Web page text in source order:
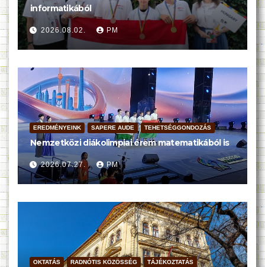
informatikából
2026.08.02. PM
EREDMÉNYEINK SAPERE AUDE TEHETSÉGGONDOZÁS
Nemzetközi diákolimpiai érem matematikából is
2026.07.27. PM
OKTATÁS RADNÓTIS KÖZÖSSÉG TÁJÉKOZTATÁS